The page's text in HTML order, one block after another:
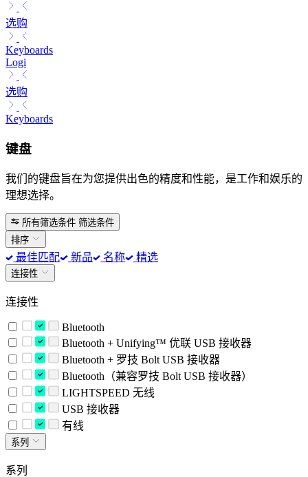
选购
Keyboards
Logi
选购
Keyboards
键盘
我们的键盘旨在为您提供出色的精度和性能，是工作和娱乐的
理想选择。
所有筛选条件 筛选条件
排序
最佳匹配 新品 名称 精选
连接性
连接性
Bluetooth
Bluetooth + Unifying™ 优联 USB 接收器
Bluetooth + 罗技 Bolt USB 接收器
Bluetooth（兼容罗技 Bolt USB 接收器）
LIGHTSPEED 无线
USB 接收器
有线
系列
系列